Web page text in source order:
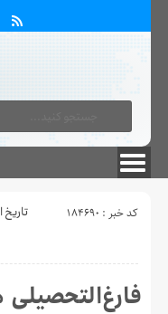
کد خبر : 184690
تاریخ